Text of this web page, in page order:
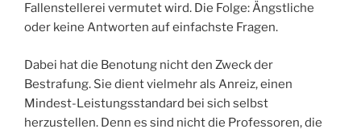
Fallenstellerei vermutet wird. Die Folge: Ängstliche
oder keine Antworten auf einfachste Fragen.
Dabei hat die Benotung nicht den Zweck der
Bestrafung. Sie dient vielmehr als Anreiz, einen
Mindest-Leistungsstandard bei sich selbst
herzustellen. Denn es sind nicht die Professoren, die